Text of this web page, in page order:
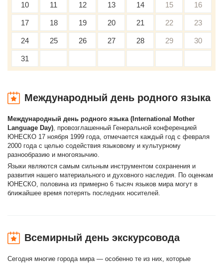
10 11 12 13 14 15 16
17 18 19 20 21 22 23
24 25 26 27 28 29 30
31
Международный день родного языка
Международный день родного языка (International Mother
Language Day), провозглашенный Генеральной конференцией
ЮНЕСКО 17 ноября 1999 года, отмечается каждый год с февраля
2000 года с целью содействия языковому и культурному
разнообразию и многоязычию.
Языки являются самым сильным инструментом сохранения и
развития нашего материального и духовного наследия. По оценкам
ЮНЕСКО, половина из примерно 6 тысяч языков мира могут в
ближайшее время потерять последних носителей.
Всемирный день экскурсовода
Сегодня многие города мира — особенно те из них, которые